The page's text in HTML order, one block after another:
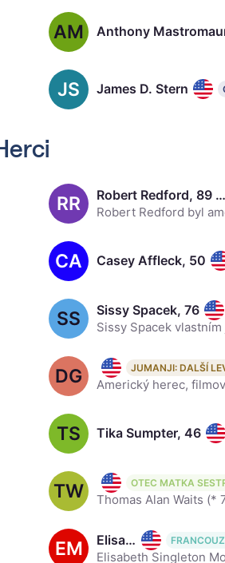
AM Anthony
JS James D. Stern
RR Robert Redford, 89 ✝ 1936 – 2025
CA Casey Affleck, 50
SS Sissy Spacek, 76
DG Danny Glover, 80
JUMANJI: DALŠÍ
TS Tika Sumpter, 46
TW Tom Waits, 76
OTEC MATKA
EM Elisabeth Moss, 44